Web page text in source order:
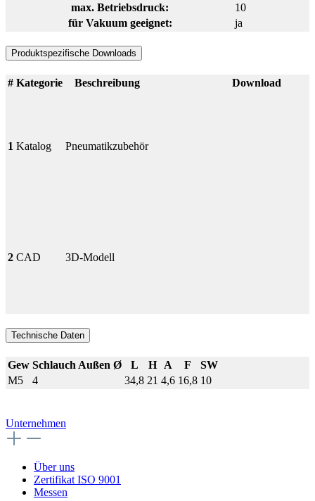
max. Betriebsdruck:
10
für Vakuum geeignet:
ja
Produktspezifische Downloads
# Kategorie Beschreibung Download
1 Katalog Pneumatikzubehör
2 CAD 3D-Modell
Technische Daten
Gew Schlauch Außen Ø L H A F
SW
M5
4 34,8 21 4,6 16,8 10
Unternehmen
Über uns
Zertifikat ISO 9001
Messen